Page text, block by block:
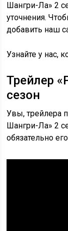
Шангри-Ла» 2
уточнения.
добавить наш
Узнайте у нас,
Трейлер
сезон
Увы, трейлера
Шангри-Ла» 2
обязательно